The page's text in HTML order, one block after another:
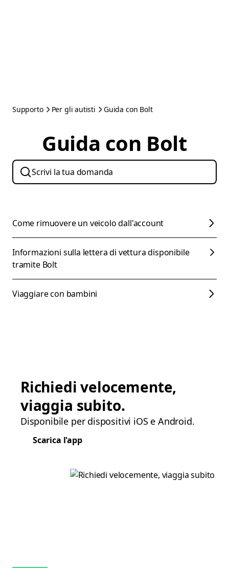
Supporto Per gli autisti Guida con Bolt
Guida con Bolt
Come rimuovere un veicolo dall'account
Informazioni sulla lettera di vettura disponibile
tramite Bolt
Viaggiare con bambini
Richiedi velocemente,
viaggia subito.
Disponibile per dispositivi iOS e Android.
Scarica l'app